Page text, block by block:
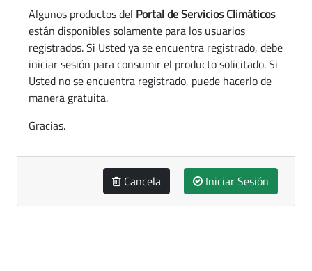
Algunos productos del Portal de Servicios Climáticos
están disponibles solamente para los usuarios
registrados. Si Usted ya se encuentra registrado, debe
iniciar sesión para consumir el producto solicitado. Si
Usted no se encuentra registrado, puede hacerlo de
manera gratuita.
Gracias.
Cancela Iniciar Sesión